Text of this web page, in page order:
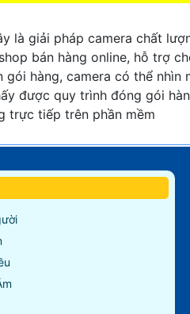
là giải pháp camera chất
bán hàng online, hỗ trợ
hàng, camera có thể nhìn
được quy trình đóng gói
trực tiếp trên phần mềm